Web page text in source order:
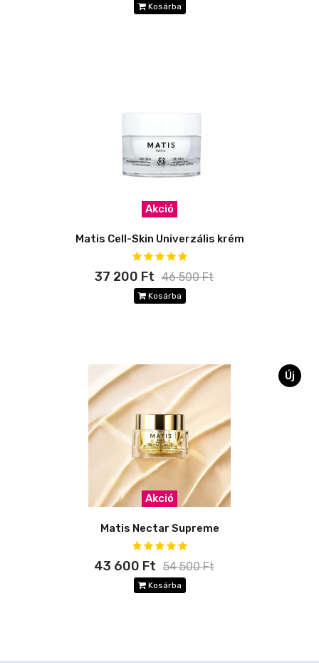
Kosárba
Akció
Matis Cell-Skin Univerzális krém
37 200 Ft 46 500 Ft
Kosárba
Új
Akció
Matis Nectar Supreme
43 600 Ft 54 500 Ft
Kosárba